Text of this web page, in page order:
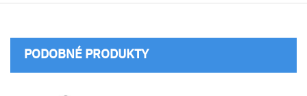
PODOBNÉ PRODUKTY